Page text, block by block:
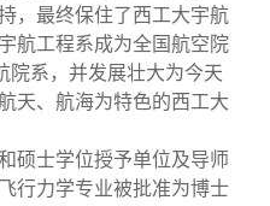
，最终保住了西工大宇航
航工程系成为全国航空院
院系，并发展壮大为今天
天、航海为特色的西工大
硕士学位授予单位及导师
行力学专业被批准为博士